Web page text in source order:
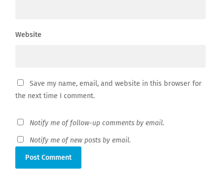
Website
Save my name, email, and website in this browser for
the next time I comment.
Notify me of follow-up comments by email.
Notify me of new posts by email.